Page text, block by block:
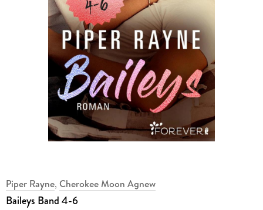
Piper Rayne, Cherokee Moon Agnew
Baileys Band 4-6